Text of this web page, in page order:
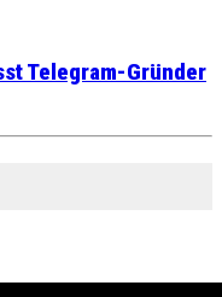
Telegram-Gründer